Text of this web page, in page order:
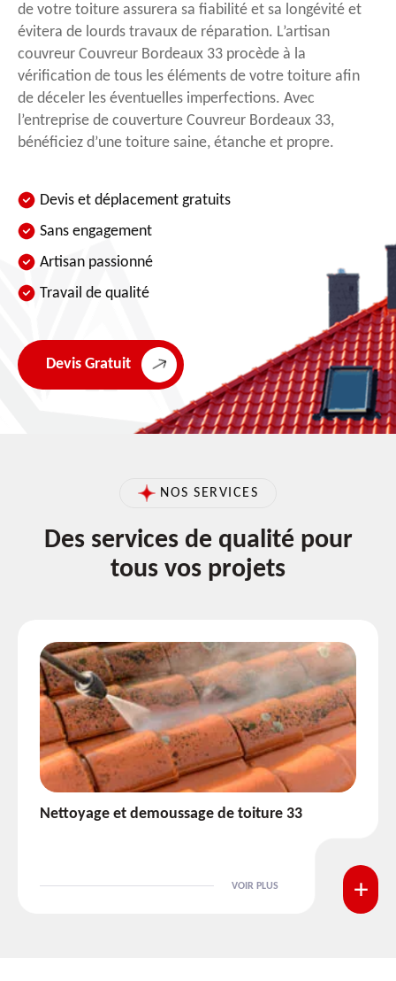
de votre toiture assurera sa fiabilité et sa longévité et
évitera de lourds travaux de réparation. L’artisan
couvreur Couvreur Bordeaux 33 procède à la
vérification de tous les éléments de votre toiture afin
de déceler les éventuelles imperfections. Avec
l’entreprise de couverture Couvreur Bordeaux 33,
bénéficiez d’une toiture saine, étanche et propre.
Devis et déplacement gratuits
Sans engagement
Artisan passionné
Travail de qualité
Devis Gratuit
NOS SERVICES
Des services de qualité pour
tous vos projets
Etanchéité toiture 33
VOIR PLUS